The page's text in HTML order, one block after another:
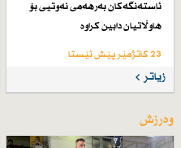
ئاستەنگەكان بەرهەمی نەوتیی بۆ
هاوڵاتیان دابین كراوە
23 کاتژمێر پێش ئێستا
زیاتر
وەرزش